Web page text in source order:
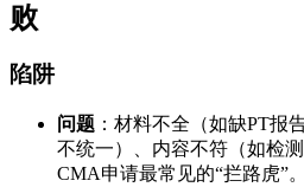
败
陷阱
问题 ：材料不全（如缺PT报
不统一）、内容不符（如检
CMA申请最常见的“拦路虎”